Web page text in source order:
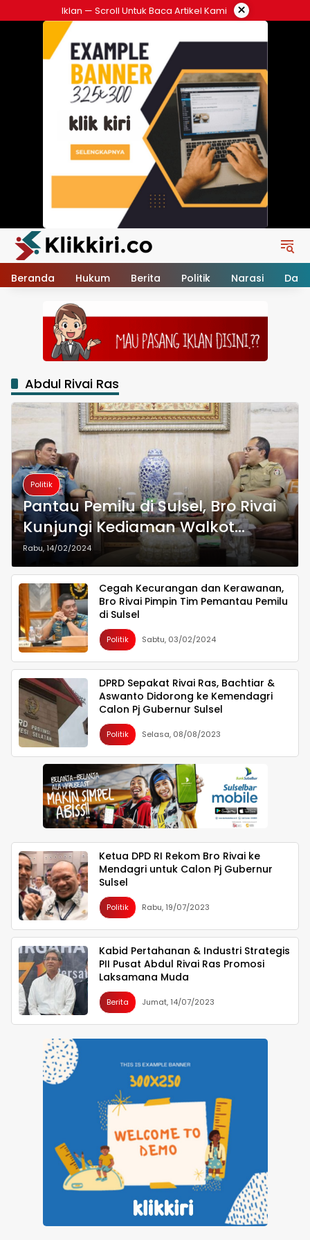
ke
Iklan — Scroll Untuk Baca Artikel Kami ×
Beranda Hukum Berita Politik Narasi
Abdul Rivai Ras
Politik
Pantau Pemilu di Sulsel, Bro Rivai
Kunjungi Kediaman Walkot
Makassar
Rabu, 14/02/2024
Cegah Kecurangan dan Kerawanan,
Bro Rivai Pimpin Tim Pemantau Pemilu
di Sulsel
Politik Sabtu, 03/02/2024
DPRD Sepakat Rivai Ras, Bachtiar &
Aswanto Didorong ke Kemendagri
Calon Pj Gubernur Sulsel
Politik Selasa, 08/08/2023
Ketua DPD RI Rekom Bro Rivai ke
Mendagri untuk Calon Pj Gubernur
Sulsel
Politik Rabu, 19/07/2023
Kabid Pertahanan & Industri Strategis
PII Pusat Abdul Rivai Ras Promosi
Laksamana Muda
Berita Jumat, 14/07/2023